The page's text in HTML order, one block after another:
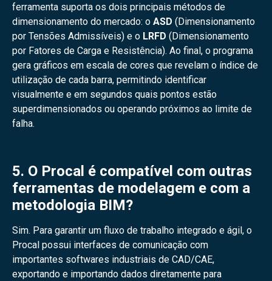
ferramenta suporta os dois principais métodos de
dimensionamento do mercado: o ASD (Dimensionamento
por Tensões Admissíveis) e o LRFD (Dimensionamento
por Fatores de Carga e Resistência). Ao final, o programa
gera gráficos em escala de cores que revelam o índice de
utilização de cada barra, permitindo identificar
visualmente e em segundos quais pontos estão
superdimensionados ou operando próximos ao limite de
falha.
5. O Procal é compatível com outras
ferramentas de modelagem e com a
metodologia BIM?
Sim. Para garantir um fluxo de trabalho integrado e ágil, o
Procal possui interfaces de comunicação com
importantes softwares industriais de CAD/CAE,
exportando e importando dados diretamente para